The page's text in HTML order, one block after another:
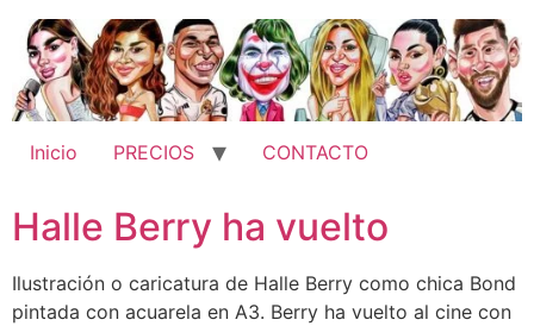
contenido
Inicio PRECIOS CONTACTO
Halle Berry ha vuelto
Ilustración o caricatura de Halle Berry como chica Bond
pintada con acuarela en A3. Berry ha vuelto al cine con